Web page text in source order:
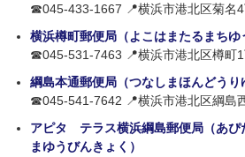
☎045-433-1667 📍横浜市港北区菊名
横浜樽町郵便局（よこはまたるまちゆ
☎045-531-7463 📍横浜市港北区樽町
綱島本通郵便局（つなしまほんどうり
☎045-541-7642 📍横浜市港北区綱島
アピタ テラス横浜綱島郵便局（あぴ
まゆうびんきょく）